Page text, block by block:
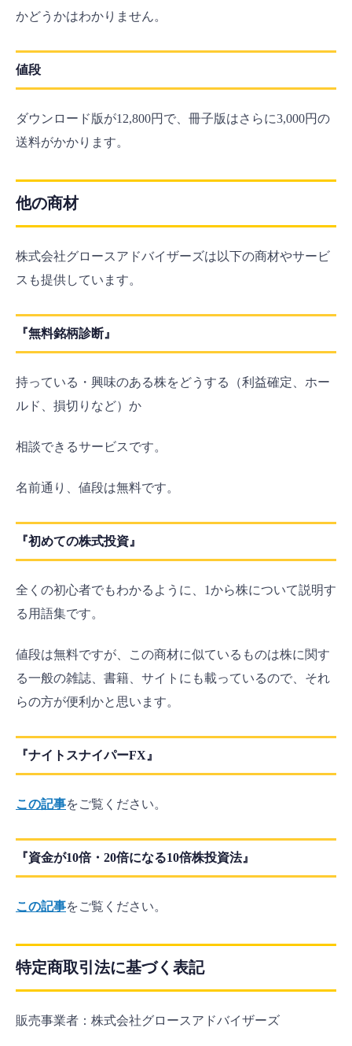
かどうかはわかりません。
値段
ダウンロード版が12,800円で、冊子版はさらに3,000円の
送料がかかります。
他の商材
株式会社グロースアドバイザーズは以下の商材やサービ
スも提供しています。
『無料銘柄診断』
持っている・興味のある株をどうする（利益確定、ホー
ルド、損切りなど）か
相談できるサービスです。
名前通り、値段は無料です。
『初めての株式投資』
全くの初心者でもわかるように、1から株について説明す
る用語集です。
値段は無料ですが、この商材に似ているものは株に関す
る一般の雑誌、書籍、サイトにも載っているので、それ
らの方が便利かと思います。
『ナイトスナイパーFX』
この記事をご覧ください。
『資金が10倍・20倍になる10倍株投資法』
この記事をご覧ください。
特定商取引法に基づく表記
販売事業者：株式会社グロースアドバイザーズ